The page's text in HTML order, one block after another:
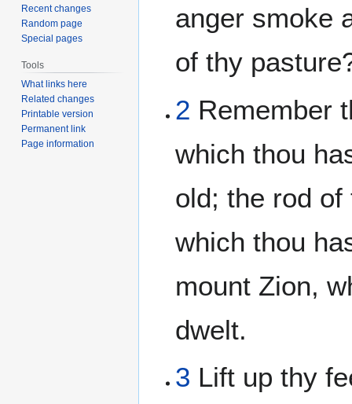
anger smoke
of thy
2 Remember
which thou
old; the rod
which thou
mount Zion,
dwelt.
3 Lift up thy
Recent changes
Random page
Special pages
Tools
What links here
Related changes
Printable version
Permanent link
Page information